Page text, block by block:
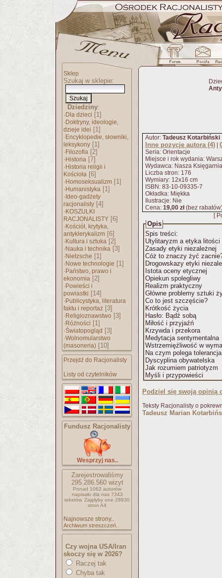
Sklep
Szukaj w sklepie:
Dziedziny:
· Dla dzieci [1]
· Doktryny, ideologie,
dzieje idei [1]
· Encyklopedie, słowniki,
leksykony [1]
· Filozofia [2]
· Historia [7]
· Historia religii i
Kościoła [6]
· Homoseksualizm [1]
· Humanistyka [1]
· Ideo-gadżety
racjonalisty [4]
· KOSZULKI
RACJONALISTY [6]
· Kościół, krytyka,
antyklerykalizm [6]
· Kultura i sztuka [2]
· Nauka i technika [3]
· Nietzsche [1]
· Nowe technologie [1]
· Państwo, prawo i
ekonomia [2]
· Powieści i
powiastki [14]
· Publicystyka, literatura
faktu i reportaż [3]
· Religioznawstwo [3]
· Różności [1]
·Światopogląd [3]
·Wolnomularstwo
(masoneria) [10]
Przejdź do Racjonalisty
Listy od czytelników
Fundusz Racjonalisty
Wesprzyj nas..
Zarejestrowaliśmy
295.286.560wizyt
Ponad 1062 autorów
napisało dla nas 7343
tekstów. Zajęłyby one 28930
stron A4
Najnowsze strony..
Archiwum streszczeń..
Czy wojna USA/Iran
skoczy się w 2026?
Raczej tak
Chyba tak
Autor: Tadeusz Kotarbiński
Inne pozycje autora (4)
Seria: Orientacje
Miejsce i rok wydania:
Wydawca: Nasza Księgarnia
Liczba stron: 176
Wymiary: 12x16 cm
ISBN: 83-10-09335-7
Okładka: Miękka
Ilustracje: Nie
Cena: 19,00 zł(bez
[
Opis
Spis treści:
Utylitaryzm a etyka litości
Zasady etyki niezależnej
Cóż to znaczy żyć
Drogowskazy etyki
Istota oceny etycznej
Opiekun spolegliwy
Realizm praktyczny
Główne problemy sztuki
Co to jest szczęście?
Krótkość życia
Hasło: Bądź sobą
Miłość i przyjaźń
Krzywda i przekora
Medytacja sentymentalna
Wstrzemięźliwość w
Na czym polega
Dyscyplina obywatelska
Jak rozumiem patriotyzm
Myśli i przypowieści
Podziel się swoją opinią
Teksty Racjonalisty o
Tadeusz Marian